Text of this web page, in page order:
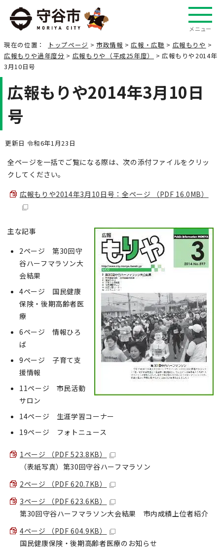
メニュー
現在の位置： トップページ > 市政情報 >広報・広聴 > 広報もりや >
広報もりや過年度分 > 広報もりや（平成25年度）
> 広報もりや2014年
3月10日号
広報もりや2014年3月10日
号
更新日 令和6年1月23日
全ページを一括でご覧になる際は、次の添付ファイルをクリッ
クしてください。
広報もりや2014年3月10日号：全ページ （PDF 16.0MB）
主な記事
2ページ 第30回守
谷ハーフマラソン大
会結果
4ページ 国民健康
保険・後期高齢者医
療
6ページ 情報ひろ
ば
9ページ 子育て支
援情報
11ページ 市民活動
サロン
14ページ 生涯学習コーナー
19ページ フォトニュース
1ページ （PDF 523.8KB）
（表紙写真）第30回守谷ハーフマラソン
2ページ （PDF 620.7KB）
3ページ （PDF 623.6KB）
第30回守谷ハーフマラソン大会結果 市内成績上位者紹介
4ページ （PDF 604.9KB）
国民健康保険・後期高齢者医療のお知らせ